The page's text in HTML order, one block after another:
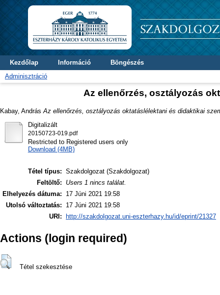
Kezdőlap Információ
Böngészés
Adminisztráció
Az ellenőrzés, osztályozás
Kabay, András Az ellenőrzés, osztályozás oktatáslélektani és didaktikai
Digitalizált
20150723-019.pdf
Restricted to Registered users only
Download (4MB)
Tétel típus: Szakdolgozat (Szakdolgozat)
Feltöltő:
Users 1 nincs találat.
Elhelyezés dátuma:
17 Júni 2021 19:58
Utolsó változtatás:
17 Júni 2021 19:58
URI:
http://szakdolgozat.uni-eszterhazy.hu/id/eprint/21327
Actions (login required)
Tétel szekesztése